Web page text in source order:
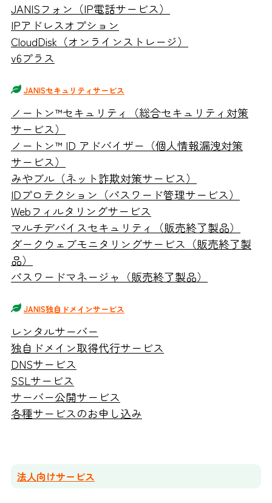
JANISフォン（IP電話サービス）
IPアドレスオプション
CloudDisk（オンラインストレージ）
v6プラス
JANISセキュリティサービス
ノートン™️セキュリティ（総合セキュリティ対策
サービス）
ノートン™ ID アドバイザー（個人情報漏洩対策
サービス）
みやブル（ネット詐欺対策サービス）
IDプロテクション（パスワード管理サービス）
Webフィルタリングサービス
マルチデバイスセキュリティ（販売終了製品）
ダークウェブモニタリングサービス（販売終了製
品）
パスワードマネージャ（販売終了製品）
JANIS独自ドメインサービス
レンタルサーバー
独自ドメイン取得代行サービス
DNSサービス
SSLサービス
サーバー公開サービス
各種サービスのお申し込み
法人向けサービス